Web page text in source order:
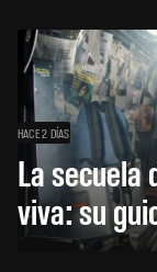
HACE 2 DÍAS
La secuela
viva: su